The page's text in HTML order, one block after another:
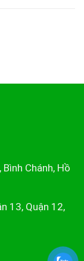
Chánh, Hồ
13, Quận 12,